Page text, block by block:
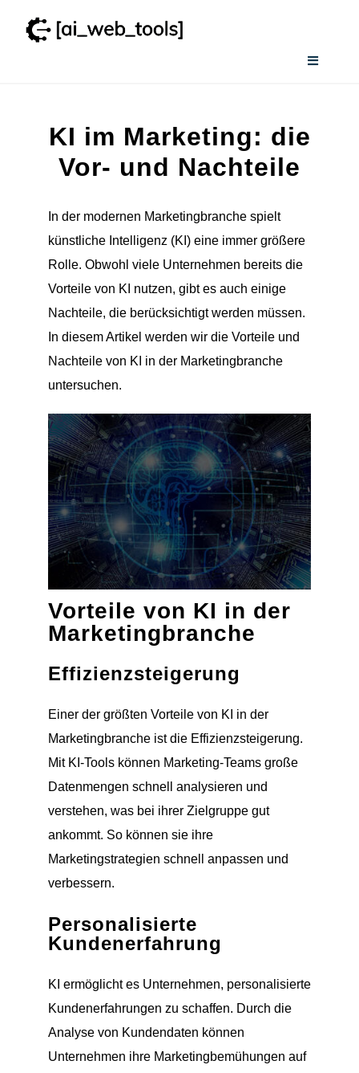
Inhalt
Toggle
Verzeichnis
KI im Marketing: die
Vor- und Nachteile
In der modernen Marketingbranche spielt
künstliche Intelligenz (KI) eine immer größere
Rolle. Obwohl viele Unternehmen bereits die
Vorteile von KI nutzen, gibt es auch einige
Nachteile, die berücksichtigt werden müssen.
In diesem Artikel werden wir die Vorteile und
Nachteile von KI in der Marketingbranche
untersuchen.
Vorteile von KI in der
Marketingbranche
Effizienzsteigerung
Einer der größten Vorteile von KI in der
Marketingbranche ist die Effizienzsteigerung.
Mit KI-Tools können Marketing-Teams große
Datenmengen schnell analysieren und
verstehen, was bei ihrer Zielgruppe gut
ankommt. So können sie ihre
Marketingstrategien schnell anpassen und
verbessern.
Personalisierte
Kundenerfahrung
KI ermöglicht es Unternehmen, personalisierte
Kundenerfahrungen zu schaffen. Durch die
Analyse von Kundendaten können
Unternehmen ihre Marketingbemühungen auf